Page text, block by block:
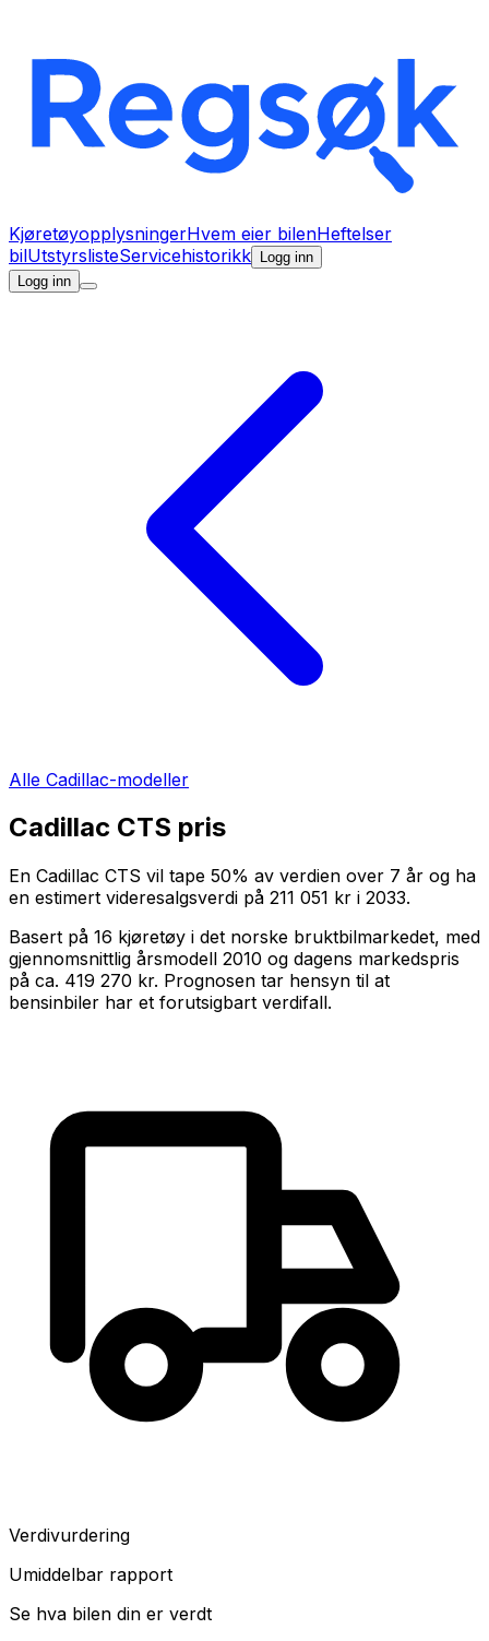
KjøretøyopplysningerHvem eier bilenHeftelser
bilUtstyrslisteServicehistorikk Logg inn
Logg inn
Alle Cadillac-modeller
Cadillac CTS pris
En Cadillac CTS vil tape 50% av verdien over 7 år og ha
en estimert videresalgsverdi på 211 051 kr i 2033.
Basert på 16 kjøretøy i det norske bruktbilmarkedet, med
gjennomsnittlig årsmodell 2010 og dagens markedspris
på ca. 419 270 kr. Prognosen tar hensyn til at
bensinbiler har et forutsigbart verdifall.
Verdivurdering
Umiddelbar rapport
Se hva bilen din er verdt